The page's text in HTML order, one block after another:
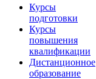
Курсы
подготовки
Курсы
повышения
квалификации
Дистанционное
образование